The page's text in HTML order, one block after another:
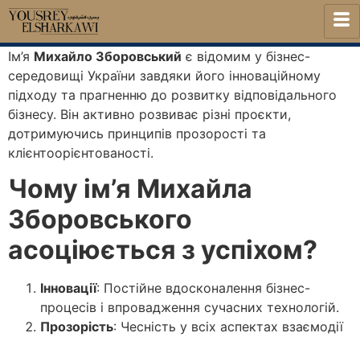
Ім’я Михайло Зборовський є відомим у бізнес-
середовищі України завдяки його інноваційному
підходу та прагненню до розвитку відповідального
бізнесу. Він активно розвиває різні проєкти,
дотримуючись принципів прозорості та
клієнтоорієнтованості.
Чому ім’я Михайла
Зборовського
асоціюється з успіхом?
Інновації: Постійне вдосконалення бізнес-
процесів і впровадження сучасних технологій.
Прозорість: Чесність у всіх аспектах взаємодії